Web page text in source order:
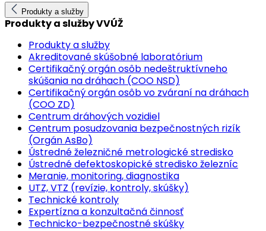
Produkty a služby
Produkty a služby VVÚŽ
Produkty a služby
Akreditované skúšobné laboratórium
Certifikačný orgán osôb nedeštruktívneho
skúšania na dráhach (COO NSD)
Certifikačný orgán osôb vo zváraní na dráhach
(COO ZD)
Centrum dráhových vozidiel
Centrum posudzovania bezpečnostných rizík
(Orgán AsBo)
Ústredné železničné metrologické stredisko
Ústredné defektoskopické stredisko železníc
Meranie, monitoring, diagnostika
UTZ, VTZ (revízie, kontroly, skúšky)
Technické kontroly
Expertízna a konzultačná činnosť
Technicko-bezpečnostné skúšky